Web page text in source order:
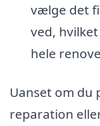
vælge det
ved,
hele
Uanset om
reparation